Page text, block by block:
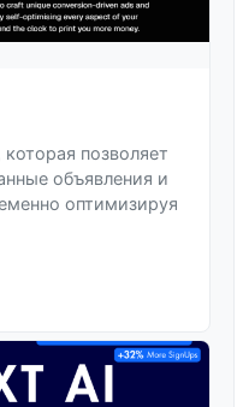
позволяет
объявления и
оптимизируя